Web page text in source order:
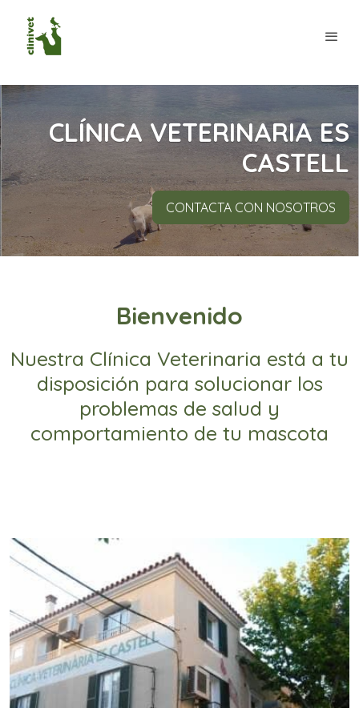
CLÍNICA VETERINARIA ES
CASTELL
CONTACTA CON NOSOTROS
Bienvenido
Nuestra Clínica Veterinaria está a tu
disposición para solucionar los
problemas de salud y
comportamiento de tu mascota